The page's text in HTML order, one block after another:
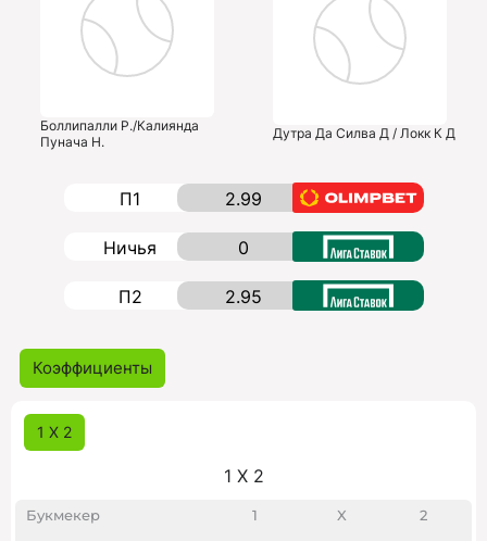
Боллипалли Р./Калиянда
Пунача Н.
Дутра Да Силва Д / Локк К Д
П1 2.99
Ничья 0
П2 2.95
Коэффициенты
1 X 2
1 X 2
Букмекер 1 X 2